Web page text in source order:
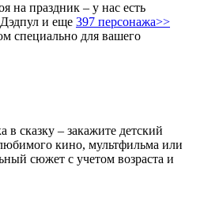
на праздник – у нас есть
и еще 397 персонажа>>
специально для вашего
в сказку – закажите детский
кино, мультфильма или
сюжет с учетом возраста и